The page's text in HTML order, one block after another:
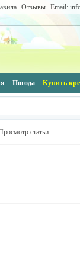
Отзывы Email:
Погода Купить
статьи